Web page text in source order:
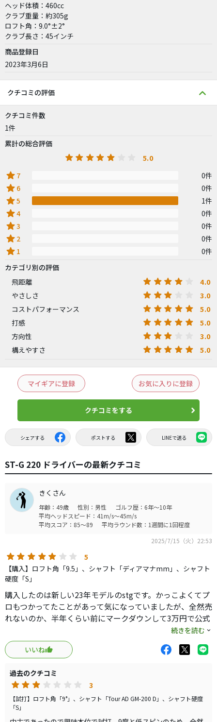
ヘッド体積：460cc
クラブ重量：約305g
ロフト角：9.0°±2°
クラブ長さ：45インチ
商品登録日
2023年3月6日
クチコミの評価
クチコミ件数
1件
累計の総合評価
5.0
star 7 0件
star 6 0件
star5 1件
star4 0件
star3 0件
star 2 0件
star 1
0件
カテゴリ別の評価
飛距離
4.0
やさしさ 3.0
コストパフォーマンス 5.0
打感 5.0
方向性 3.0
構えやすさ 5.0
マイギアに登録 お気に入りに登録
クチコミをする
シェアする ポストする LINEで送る
ST-G 220 ドライバーの最新クチコミ
きくさん
年齢：49歳 性別：男性
ゴルフ歴：6年～10年
平均ヘッドスピード：41m/s～45m/s
平均スコア：85～89
平均ラウンド数：1週間に1回程度
2025/7/15（火）22:53
5
【購入】ロフト角「9.5」、シャフト「ディアマナmm」、シャフト
硬度「S」
購入したのは新しい23年モデルのstgです。かっこよくてプ
ロもつかってたことがあって気になっていましたが、全然売
れないのか、半年くらい前にマークダウンして3万円で公式
サイトやアマゾンで売られています。しだるtvや一部の動
画でしか情報がなかったです。購入してみてめっちゃかっ
こいい。仕上げが綺麗。さすが国産メーカー。肝心の性能
彿とさせます。トラックシステムにより自分の好みに重心
を変えられるメリットはすごく感じます。捕まるようにセ
ッティングすれば、安定した玉がうてますし、曲げるとい
うよりは直進性の高いドライバーです。ロフトもカチャカ
続きを読む
いいね
過去のクチコミ
3
【試打】ロフト角「9°」、シャフト「Tour AD GM-200 D」、シャフト硬度
「S」